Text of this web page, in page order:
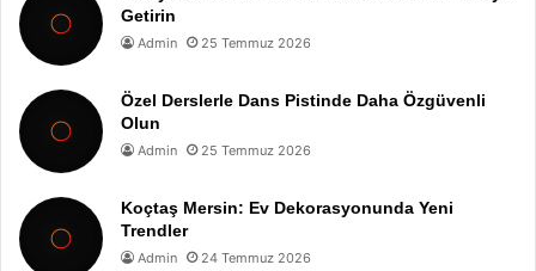
Getirin
Admin 25 Temmuz 2026
Özel Derslerle Dans Pistinde Daha Özgüvenli
Olun
Admin 25 Temmuz 2026
Koçtaş Mersin: Ev Dekorasyonunda Yeni
Trendler
Admin 24 Temmuz 2026